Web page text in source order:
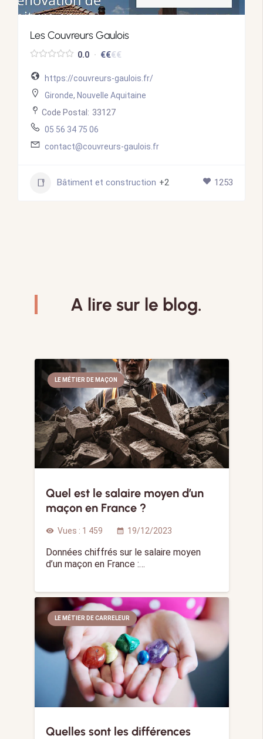
Les Couvreurs Gaulois
0.0 €€€€
https://couvreurs-gaulois.fr/
Gironde, Nouvelle Aquitaine
Code Postal: 33127
05 56 34 75 06
contact@couvreurs-gaulois.fr
Bâtiment et construction +2 1253
A lire sur le blog.
LE MÉTIER DE MAÇON
Quel est le salaire moyen d’un
maçon en France ?
visibility Vues : 1 459 calendar_month 19/12/2023
Données chiffrés sur le salaire moyen
d’un maçon en France :…
LE MÉTIER DE CARRELEUR
Quelles sont les différences